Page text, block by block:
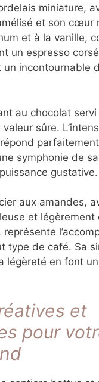
rafraîchissante
gorgées de café.
du citron et la
une dynamique
et son cœur
et à la vanille,
un espresso
un incontournable
au chocolat
sûre.
symphonie de
puissance
moelleuse et
les bords,
idéal pour
élégante et sa